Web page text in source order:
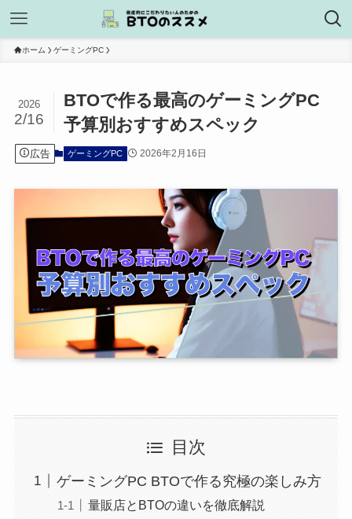
ホーム ゲーミングPC
BTOで作る最高のゲーミングPC
予算別おすすめスペック
2026
2/16
広告 ゲーミングPC 2026年2月16日
目次
ゲーミングPC BTOで作る究極の楽しみ方
量販店とBTOの違いを徹底解説